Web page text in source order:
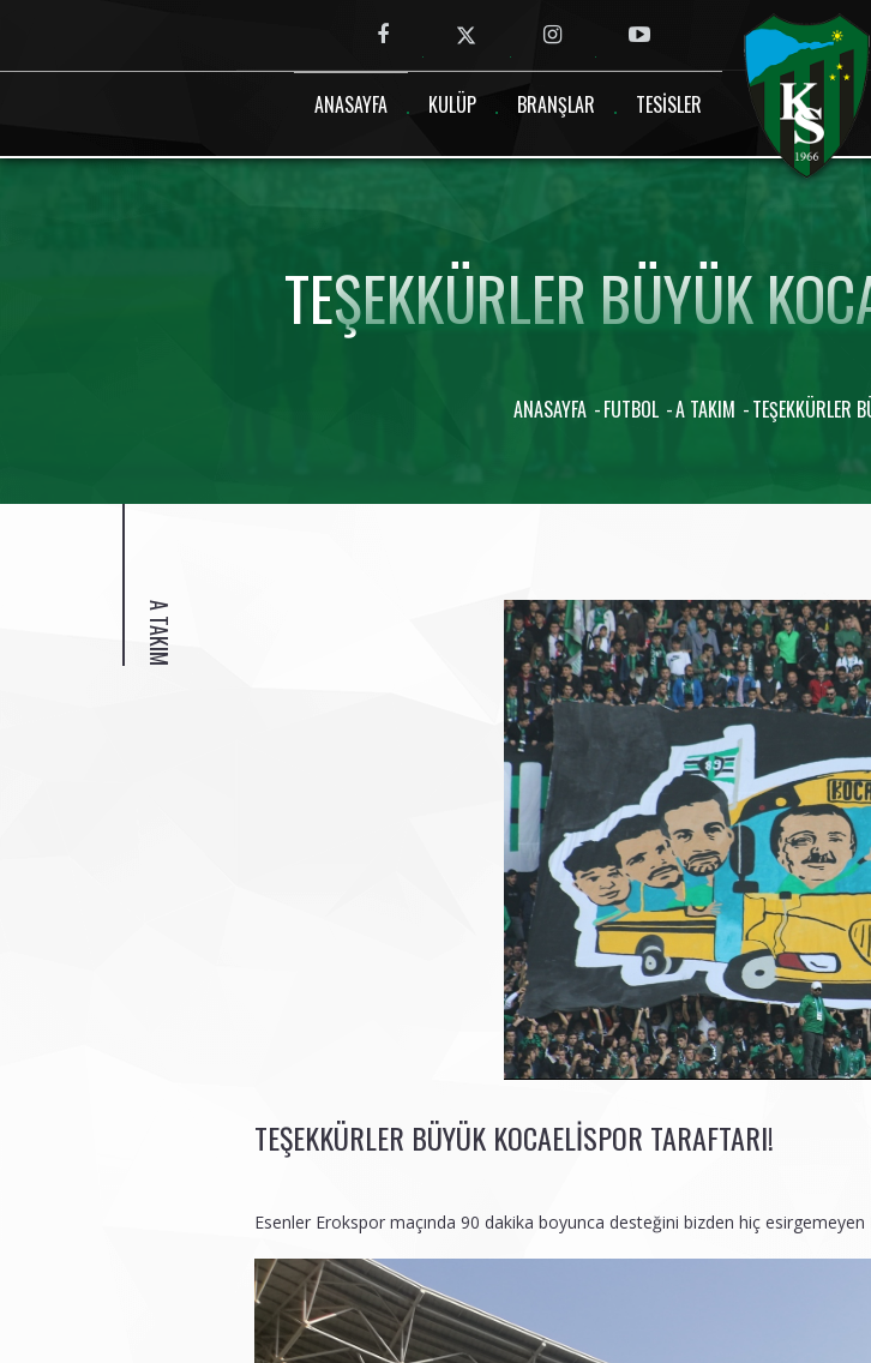
ANASAYFA KULÜP BRANŞLAR TESISLER
TEŞEKKÜRLER BÜYÜK
ANASAYFA FUTBOL A TAKIM TEŞEKKÜRLER
A TAKIM
TEŞEKKÜRLER BÜYÜK KOCAELISPOR TARAFTARI!
Esenler Erokspor maçında 90 dakika boyunca desteğini bizden hiç